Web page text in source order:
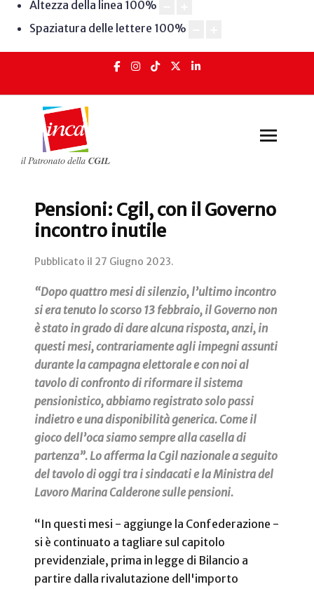
Altezza della linea 100%
Spaziatura delle lettere 100%
Pensioni: Cgil, con il Governo
incontro inutile
Pubblicato il 27 Giugno 2023.
“Dopo quattro mesi di silenzio, l’ultimo incontro
si era tenuto lo scorso 13 febbraio, il Governo non
è stato in grado di dare alcuna risposta, anzi, in
questi mesi, contrariamente agli impegni assunti
durante la campagna elettorale e con noi al
tavolo di confronto di riformare il sistema
pensionistico, abbiamo registrato solo passi
indietro e una disponibilità generica. Come il
gioco dell’oca siamo sempre alla casella di
partenza”. Lo afferma la Cgil nazionale a seguito
del tavolo di oggi tra i sindacati e la Ministra del
Lavoro Marina Calderone sulle pensioni.
“In questi mesi - aggiunge la Confederazione -
si è continuato a tagliare sul capitolo
previdenziale, prima in legge di Bilancio a
partire dalla rivalutazione dell'importo